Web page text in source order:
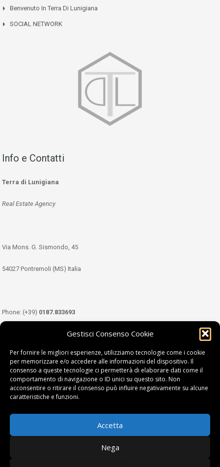
Gestisci Consenso Cookie
Per fornire le migliori esperienze, utilizziamo tecnologie come i cookie
per memorizzare e/o accedere alle informazioni del dispositivo. Il
consenso a queste tecnologie ci permetterà di elaborare dati come il
comportamento di navigazione o ID unici su questo sito. Non
acconsentire o ritirare il consenso può influire negativamente su alcune
caratteristiche e funzioni.
Accetta
Nega
Benvenuto In Terra Di Lunigiana
SOCIAL NETWORK
Info e Contatti
Terra di Lunigiana
Real Estate Agency
Via Mons. G. Sismondo, 45
54027 Pontremoli (MS) Italia
Phone: (+39) 0187.833693
349.3489333
Email:info@tdl.it
Terra di Lunigiana © di Filippi William - P.Iva 01374450458